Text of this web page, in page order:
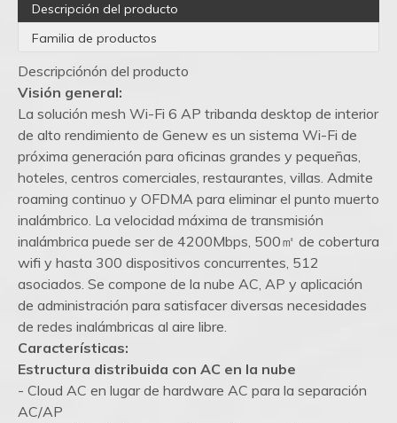
Descripción del producto
Familia de productos
Descripciónón del producto
Visión general:
La solución mesh Wi-Fi 6 AP tribanda desktop de interior
de alto rendimiento de Genew es un sistema Wi-Fi de
próxima generación para oficinas grandes y pequeñas,
hoteles, centros comerciales, restaurantes, villas. Admite
roaming continuo y OFDMA para eliminar el punto muerto
inalámbrico. La velocidad máxima de transmisión
inalámbrica puede ser de 4200Mbps, 500㎡ de cobertura
wifi y hasta 300 dispositivos concurrentes, 512
asociados. Se compone de la nube AC, AP y aplicación
de administración para satisfacer diversas necesidades
de redes inalámbricas al aire libre.
Características:
Estructura distribuida con AC en la nube
- Cloud AC en lugar de hardware AC para la separación
AC/AP